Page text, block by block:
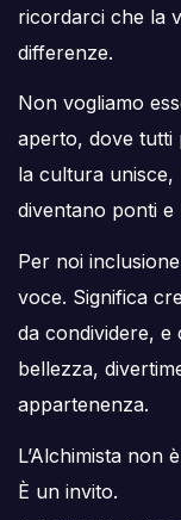
ricordarci che la
differenze.
Non vogliamo
aperto, dove tutti
la cultura unisce,
diventano ponti e
Per noi
voce. Significa
da condividere, e
bellezza,
appartenenza.
L’Alchimista non
È un invito.